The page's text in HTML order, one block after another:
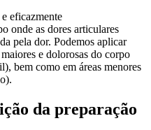
eficazmente
onde as dores articulares
pela dor. Podemos aplicar
maiores e dolorosas do corpo
bem como em áreas menores
da preparação